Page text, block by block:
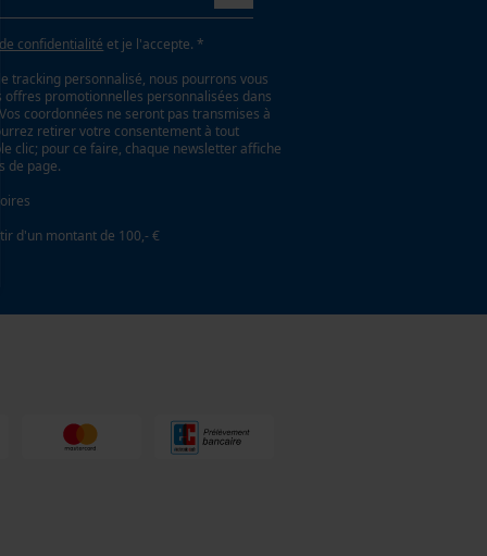
de confidentialité et je l'accepte. *
le tracking personnalisé, nous pourrons vous
offres promotionnelles personnalisées dans
coordonnées ne seront pas transmises à
retirer votre consentement à tout
clic; pour ce faire, chaque newsletter affiche
de page.
d'un montant de 100,- €